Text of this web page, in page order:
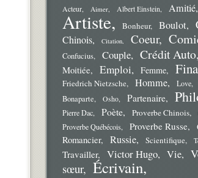
Acteur Aimer Albert Einstein Amitié
Artiste Bonheur Boulot
Chinois Citation Coeur
Confucius Couple Crédit Auto
Moitiée
Emploi Femme
Friedrich Nietzsche Homme Love
Bonaparte
Osho Partenaire
Pierre Dac Poète Proverbe Chinois
Proverbe Québécois Proverbe Russe
Romancier Russie Scientifique
Travailler Victor Hugo Vie
sœur
Écrivain